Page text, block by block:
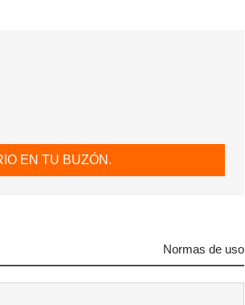
EN TU BUZÓN.
Normas de uso